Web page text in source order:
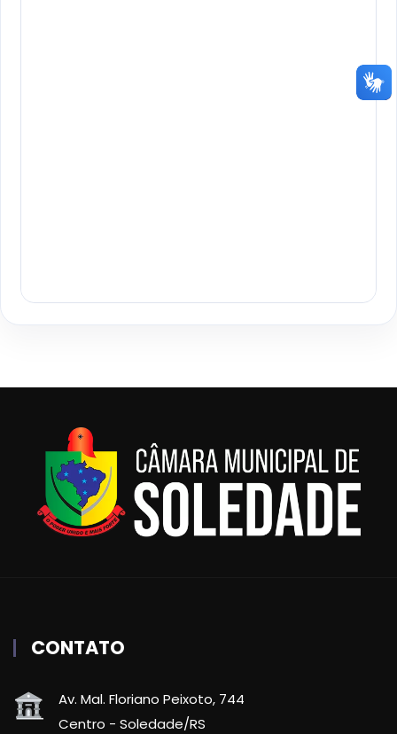
CONTATO
Av. Mal. Floriano Peixoto, 744
Centro - Soledade/RS